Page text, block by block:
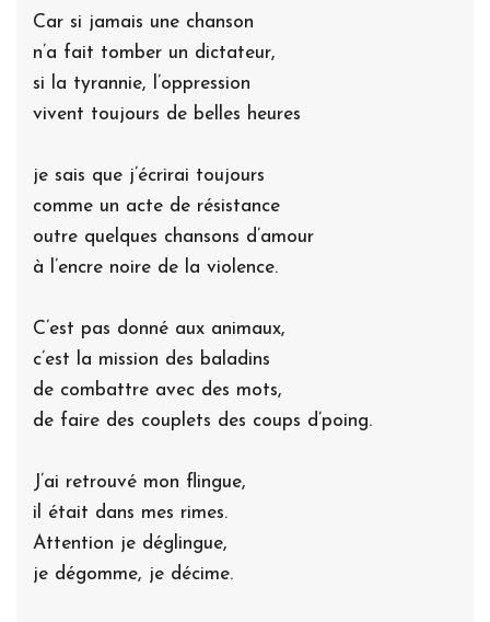
Car si jamais une chanson
n’a fait tomber un dictateur,
si la tyrannie, l’oppression
vivent toujours de belles heures
je sais que j’écrirai toujours
comme un acte de résistance
outre quelques chansons d’amour
à l’encre noire de la violence.
C’est pas donné aux animaux,
c’est la mission des baladins
de combattre avec des mots,
de faire des couplets des coups d’poing.
J’ai retrouvé mon flingue,
il était dans mes rimes.
Attention je déglingue,
je dégomme, je décime.